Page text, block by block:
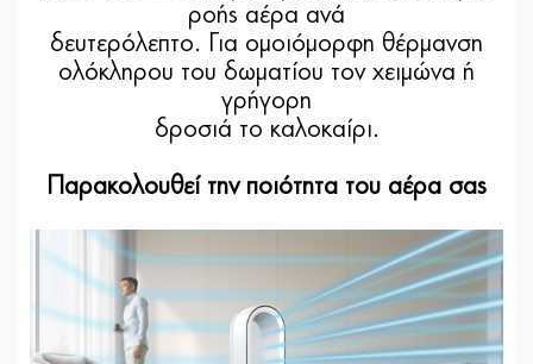
ροής αέρα ανά
δευτερόλεπτο. Για ομοιόμορφη θέρμανση
ολόκληρου του δωματίου τον χειμώνα ή
γρήγορη
δροσιά το καλοκαίρι.
Παρακολουθεί την ποιότητα του αέρα σας